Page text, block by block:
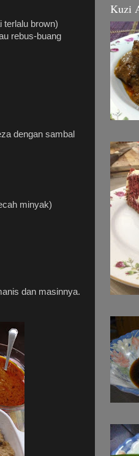
terlalu brown)
rebus-buang
dengan sambal
minyak)
dan masinnya.
Kuzi